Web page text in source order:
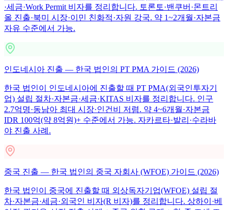
·세금·Work Permit 비자를 정리합니다. 토론토·밴쿠버·몬트리
올 진출·북미 시장·이민 친화적·자원 강국. 약 1~2개월·자본금
자유 수준에서 가능.
인도네시아 진출 — 한국 법인의 PT PMA 가이드 (2026)
한국 법인이 인도네시아에 진출할 때 PT PMA(외국인투자기
업) 설립 절차·자본금·세금·KITAS 비자를 정리합니다. 인구
2.7억명·동남아 최대 시장·인건비 저렴. 약 4~6개월·자본금
IDR 100억(약 8억원)+ 수준에서 가능. 자카르타·발리·수라바
야 진출 사례.
중국 진출 — 한국 법인의 중국 자회사 (WFOE) 가이드 (2026)
한국 법인이 중국에 진출할 때 외상독자기업(WFOE) 설립 절
차·자본금·세금·외국인 비자(R 비자)를 정리합니다. 상하이·베